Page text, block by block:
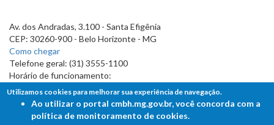
Av. dos Andradas, 3.100 - Santa Efigênia
CEP: 30260-900 - Belo Horizonte - MG
Como chegar
Telefone geral: (31) 3555-1100
Horário de funcionamento:
7h às 19h
Utilizamos cookies para melhorar sua experiência de navegação.
Ao utilizar o portal cmbh.mg.gov.br, você concorda com a
política de monitoramento de cookies.